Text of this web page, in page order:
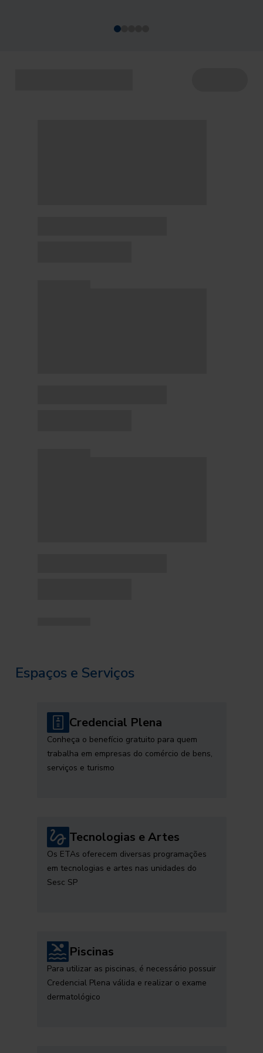
Espaços e Serviços
Credencial Plena
Conheça o benefício gratuito para quem
trabalha em empresas do comércio de bens,
serviços e turismo
Tecnologias e Artes
Os ETAs oferecem diversas programações
em tecnologias e artes nas unidades do
Sesc SP
Piscinas
Para utilizar as piscinas, é necessário possuir
Credencial Plena válida e realizar o exame
dermatológico